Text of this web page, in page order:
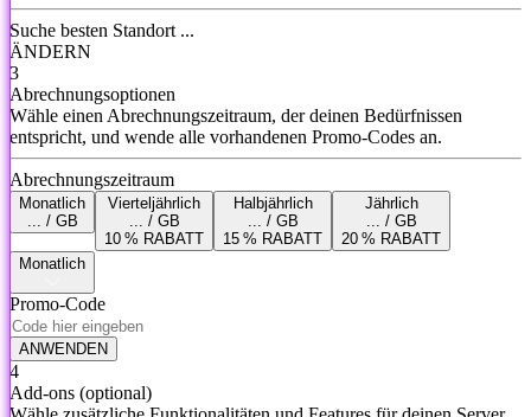
Suche besten Standort ...
ÄNDERN
3
Abrechnungsoptionen
Wähle einen Abrechnungszeitraum, der deinen Bedürfnissen
entspricht, und wende alle vorhandenen Promo-Codes an.
Abrechnungszeitraum
Monatlich
... / GB
Vierteljährlich
... / GB
10 % RABATT
Halbjährlich
... / GB
15 % RABATT
Jährlich
... / GB
20 % RABATT
Monatlich
Promo-Code
ANWENDEN
4
Add-ons (optional)